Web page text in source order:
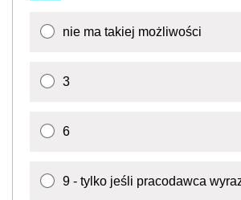
nie ma takiej możliwości
3
6
9 - tylko jeśli pracodawca